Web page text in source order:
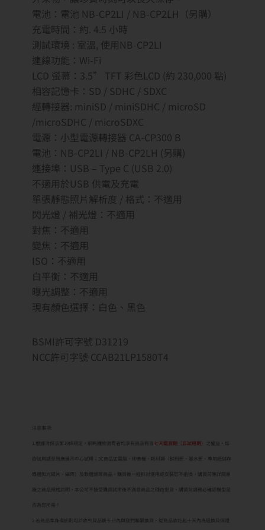
電池：電池 NB-CP2LI / NB-CP2LH（另購）
充電時間：約. 4.5 小時
測試環境 : 室溫, 使用NB-CP2LI
連線功能：Wi-Fi
LCD 螢幕：3.5” TFT 彩色LCD (約 230,000 點)
相容記憶卡：SD / SDHC / SDXC
經轉接器: miniSD / miniSDHC / microSD
/microSDHC / microSDXC
電源：小型電源轉接器 CA-CP300 B
電池：NB-CP2LI / NB-CP2LH (另購)
連接埠：USB – Type C (USB 2.0)
不適用於USB 供電及充電
單張靜態照片解析度 / 格式：不適用
閃光燈 / 補光燈：不適用
對焦：不適用
變焦：不適用
ISO：不適用
白平衡：不適用
曝光調整：不適用
現有顏色選擇：白色、黑色
BSMI許可字號 D31219
NCC許可字號 CCAB21LP1580T4
注意事項:
1.根據消保法第19條規定，網路購物消費者均享有商品到貨 七天鑑賞期（非試用期） 之權益。如
欲試用請至原廠展示中心試用；3C商品如電腦、印表機、耗材類（碳粉匣、墨水匣、專用紙儲存
媒體如光碟片、磁帶）及軟體類等商品，購買後一經拆封使用或安裝恕不退換，購買前應詳閱原
廠之商品規格說明，本公司不接受購買試用後不滿意商品之理由退貨。購買前請務必確認機型是
否為您所需！
2.若商品本身瑕疵則可於收到貨品後十日內與我們聯繫換貨。從商品收訖起十天內為退換貨保證